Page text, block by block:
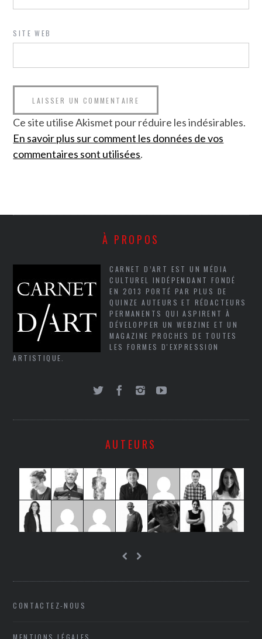
SITE WEB
Ce site utilise Akismet pour réduire les indésirables.
En savoir plus sur comment les données de vos
commentaires sont utilisées.
À PROPOS
CARNET D’ART EST UN MÉDIA
CULTUREL INDÉPENDANT FONDÉ
EN 2013 PORTÉ PAR PLUS DE
QUINZE AUTEURS ET RÉDACTEURS
PERMANENTS QUI ASPIRENT À
DÉVELOPPER UN WEBZINE ET UN
MAGAZINE PROCHES DE TOUTES
LES FORMES D'EXPRESSION
ARTISTIQUE.
AUTEURS
CONTACTEZ-NOUS
MENTIONS LÉGALES